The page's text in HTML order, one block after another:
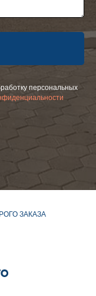
персональных
ЗАКАЗА